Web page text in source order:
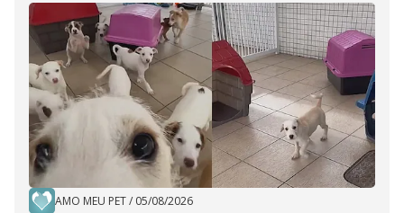
AMO MEU PET/ 05/08/2026